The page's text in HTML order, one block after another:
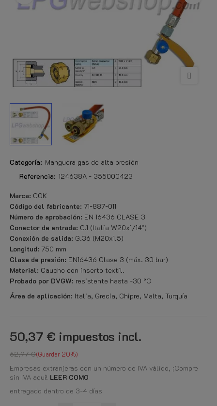
Categoría: Manguera gas de alta presión
Referencia: 124638A - 355000423
Marca: GOK
Código del fabricante: 71-887-011
Número de aprobación: EN 16436 CLASE 3
Conector de entrada: G.1 (Italia W20x1/14")
Conexión de salida: G.36 (M20x1.5)
Longitud: 750 mm
Clase de presión: EN16436 Clase 3 (máx. 30 bar)
Material: Caucho con inserto textil.
Probado por DVGW: resistente hasta -30 °C
Área de aplicación: Italia, Grecia, Chipre, Malta, Turquía
50,37 € impuestos incl.
62,97 € Guardar 20%
Empresas extranjeras con un número de IVA válido, ¡Compre
sin IVA aquí! LEER COMO
entregado dentro de 3-4 días